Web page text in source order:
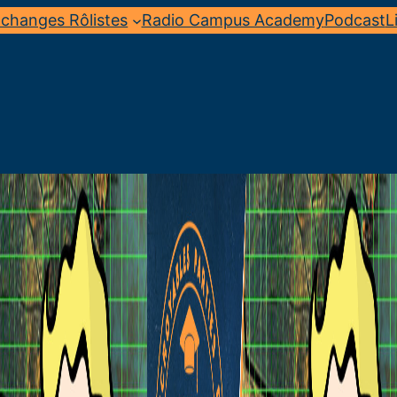
Rôlistes Radio Campus AcademyPodcast